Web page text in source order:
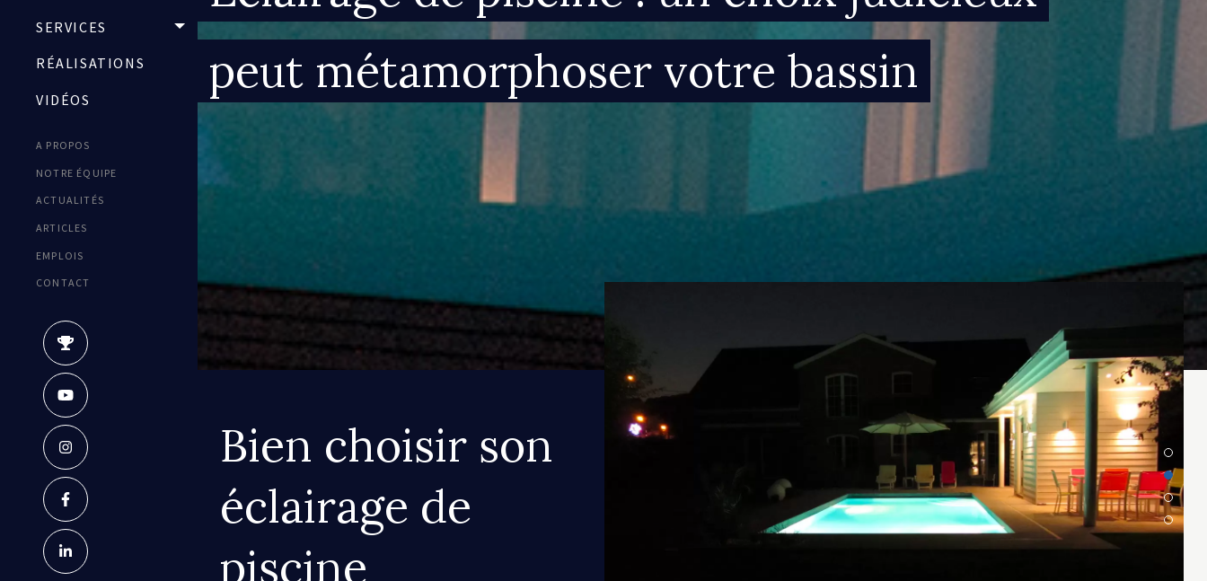
SERVICES
TOGGLE MENU
RÉALISATIONS
VIDÉOS
A PROPOS
NOTRE ÉQUIPE
ACTUALITÉS
ARTICLES
EMPLOIS
CONTACT
peut métamorphoser votre bassin
Bien choisir son
éclairage de
piscine